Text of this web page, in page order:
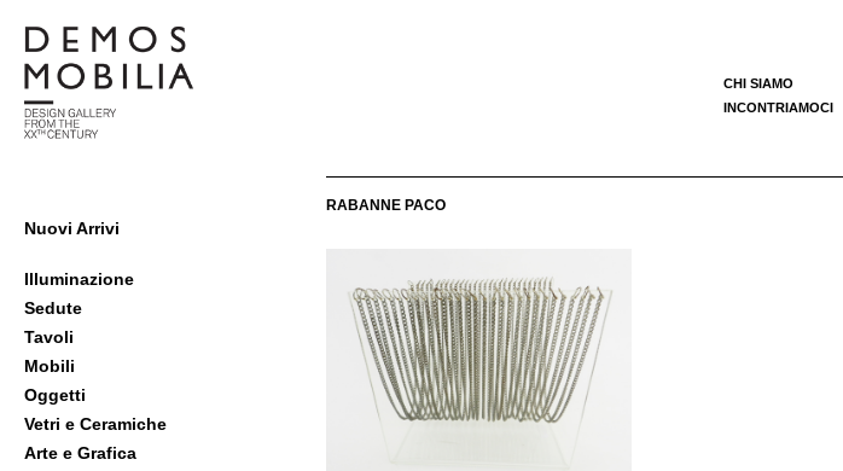
contenuto
Menu
di
navigzione
Nuovi Arrivi
Illuminazione
Sedute
Tavoli
Mobili
Oggetti
Vetri e Ceramiche
Arte e Grafica
CHI SIAMO
INCONTRIAMOCI
RABANNE PACO